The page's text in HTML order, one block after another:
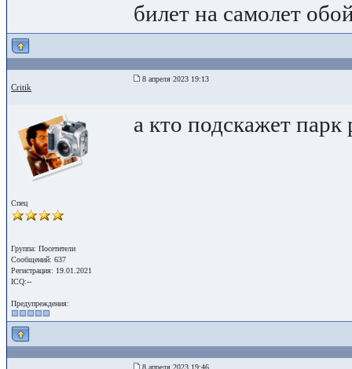
билет на самолет
Critik
8 апреля 2023 19:13
Спец
Группа: Посетители
Сообщений: 637
Регистрация: 19.01.2021
ICQ:--
Предупреждения:
а кто подскажет парк
8 апреля 2023 19:46